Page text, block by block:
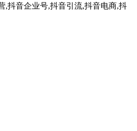
,抖音企业号,抖音引流,抖音电商,抖